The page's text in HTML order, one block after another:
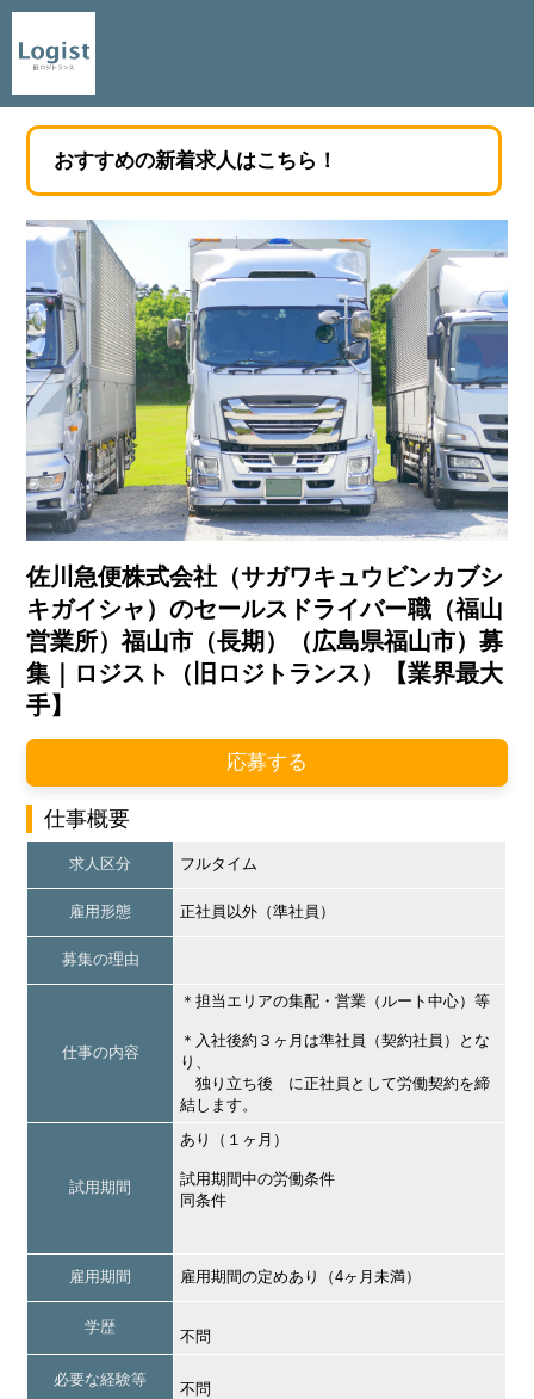
おすすめの新着求人はこちら！
佐川急便株式会社（サガワキュウビンカブシ
キガイシャ）のセールスドライバー職（福山
営業所）福山市（長期）（広島県福山市）募
集｜ロジスト（旧ロジトランス）【業界最大
手】
応募する
仕事概要
求人区分 フルタイム
雇用形態 正社員以外（準社員）
募集の理由
仕事の内容
＊担当エリアの集配・営業（ルート中心）等
＊入社後約３ヶ月は準社員（契約社員）とな
り、
独り立ち後 に正社員として労働契約を締
結します。
試用期間
あり（１ヶ月）
試用期間中の労働条件
同条件
雇用期間 雇用期間の定めあり（4ヶ月未満）
学歴
不問
必要な経験等
不問